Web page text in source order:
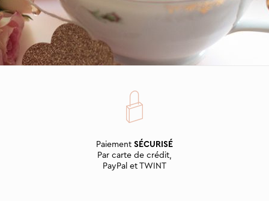
Paiement SÉCURISÉ
Par carte de crédit,
PayPal et TWINT